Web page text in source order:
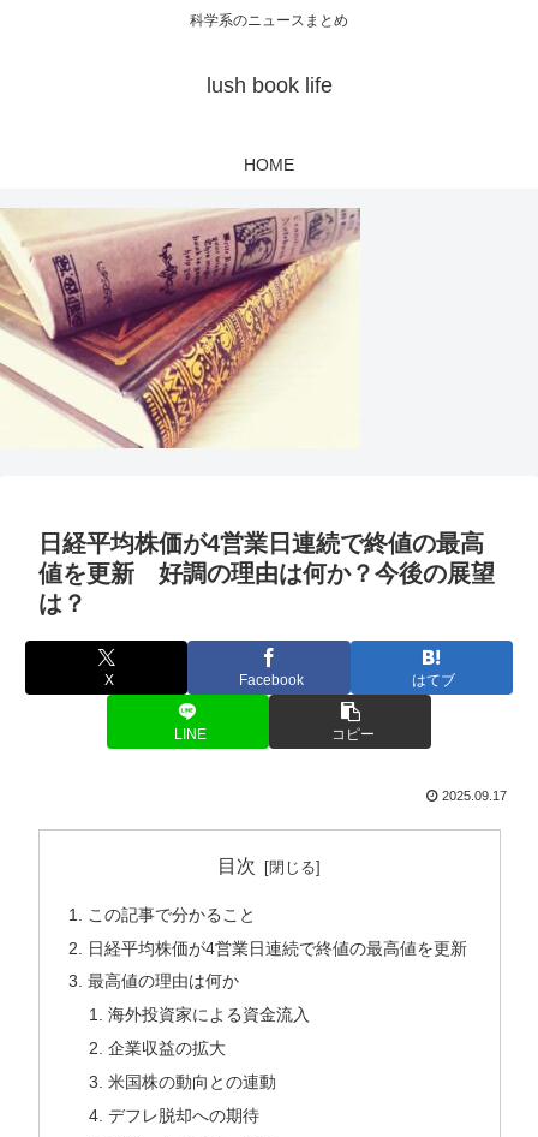
科学系のニュースまとめ
lush book life
HOME
日経平均株価が4営業日連続で終値の最高
値を更新 好調の理由は何か？今後の展望
は？
X Facebook はてブ
LINE コピー
2025.09.17
目次
この記事で分かること
日経平均株価が4営業日連続で終値の最高値を更新
最高値の理由は何か
海外投資家による資金流入
企業収益の拡大
米国株の動向との連動
デフレ脱却への期待